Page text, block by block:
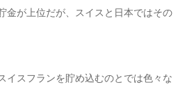
金が上位だが、スイスと日本ではその
イスフランを貯め込むのとでは色々な